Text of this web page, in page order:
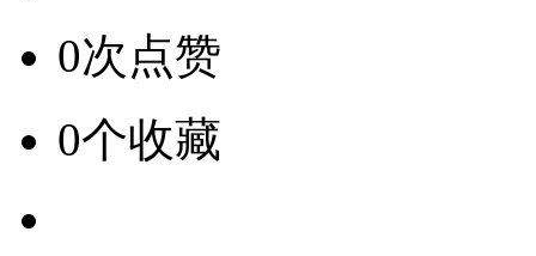
0次点赞
0个收藏